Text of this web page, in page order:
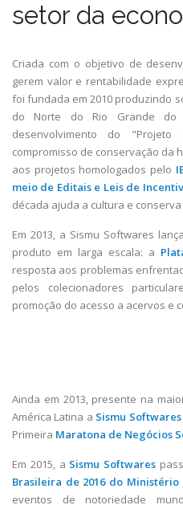
setor da
Criada com o objetivo de
gerem valor e rentabilidade
foi fundada em 2010 produzindo
do Norte do Rio Grande do
desenvolvimento do
compromisso de conservação da
aos projetos homologados pelo
meio de Editais e Leis de
década ajuda a cultura e conserva
Em 2013, a Sismu Softwares
produto em larga escala: a
resposta aos problemas
pelos colecionadores
promoção do acesso a acervos e
Ainda em 2013, presente na
América Latina a Sismu Softwares
Primeira Maratona de Negócios
Em 2015, a Sismu Softwares
Brasileira de 2016 do Ministério
eventos de notoriedade